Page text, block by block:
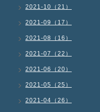
2021-10（21）
2021-09（17）
2021-08（16）
2021-07（22）
2021-06（20）
2021-05（25）
2021-04（26）